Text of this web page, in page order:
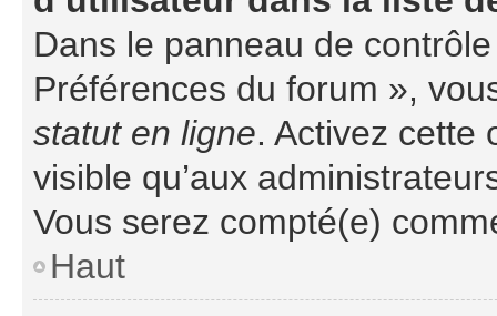
Dans le panneau de
Préférences du forum »,
statut en ligne. Activez cette
visible qu’aux
Vous serez compté(e)
Haut